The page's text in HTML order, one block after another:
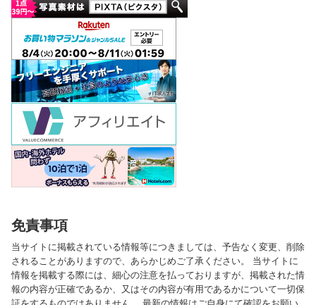
免責事項
当サイトに掲載されている情報等につきましては、予告なく変更、削除
されることがありますので、あらかじめご了承ください。 当サイトに
情報を掲載する際には、細心の注意を払っておりますが、掲載された情
報の内容が正確であるか、又はその内容が有用であるかについて一切保